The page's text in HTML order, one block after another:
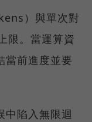
）與單次對
限。當運算資
當前進度並要
中陷入無限迴